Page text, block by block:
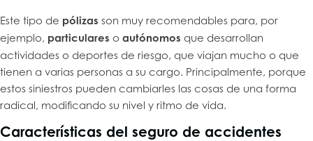
Este tipo de pólizas son muy recomendables para, por
ejemplo, particulares o autónomos que desarrollan
actividades o deportes de riesgo, que viajan mucho o que
tienen a varias personas a su cargo. Principalmente, porque
estos siniestros pueden cambiarles las cosas de una forma
radical, modificando su nivel y ritmo de vida.
Características del seguro de accidentes